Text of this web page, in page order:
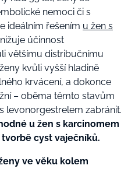
nemoci či s
ideálním řešením u žen s
účinnost
většímu distribučnímu
kvůli vyšší hladině
krvácení, a dokonce
– oběma těmto stavům
levonorgestrelem zabránit.
u žen s karcinomem
cyst vaječníků.
ve věku kolem